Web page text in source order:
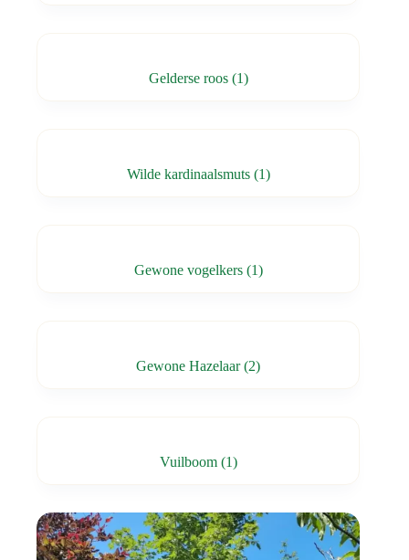
Gelderse roos (1)
Wilde kardinaalsmuts (1)
Gewone vogelkers (1)
Gewone Hazelaar(2)
Vuilboom (1)